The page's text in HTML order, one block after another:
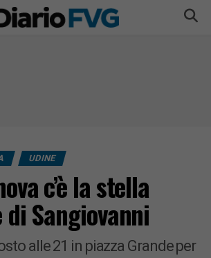
UDINE
c’è la stella
Sangiovanni
alle 21 in piazza Grande per